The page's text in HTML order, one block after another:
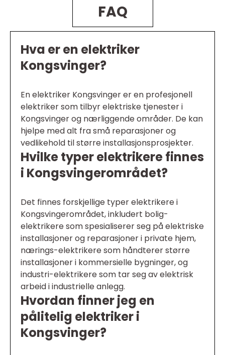
FAQ
Hva er en elektriker
Kongsvinger?
En elektriker Kongsvinger er en profesjonell
elektriker som tilbyr elektriske tjenester i
Kongsvinger og nærliggende områder. De kan
hjelpe med alt fra små reparasjoner og
vedlikehold til større installasjonsprosjekter.
Hvilke typer elektrikere finnes
i Kongsvingerområdet?
Det finnes forskjellige typer elektrikere i
Kongsvingerområdet, inkludert bolig-
elektrikere som spesialiserer seg på elektriske
installasjoner og reparasjoner i private hjem,
nærings-elektrikere som håndterer større
installasjoner i kommersielle bygninger, og
industri-elektrikere som tar seg av elektrisk
arbeid i industrielle anlegg.
Hvordan finner jeg en
pålitelig elektriker i
Kongsvinger?